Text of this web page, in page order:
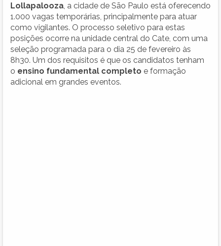
Lollapalooza , a cidade de São Paulo está oferecendo
1.000 vagas temporárias, principalmente para atuar
como vigilantes. O processo seletivo para estas
posições ocorre na unidade central do Cate, com uma
seleção programada para o dia 25 de fevereiro às
8h30. Um dos requisitos é que os candidatos tenham
o ensino fundamental completo e formação
adicional em grandes eventos.